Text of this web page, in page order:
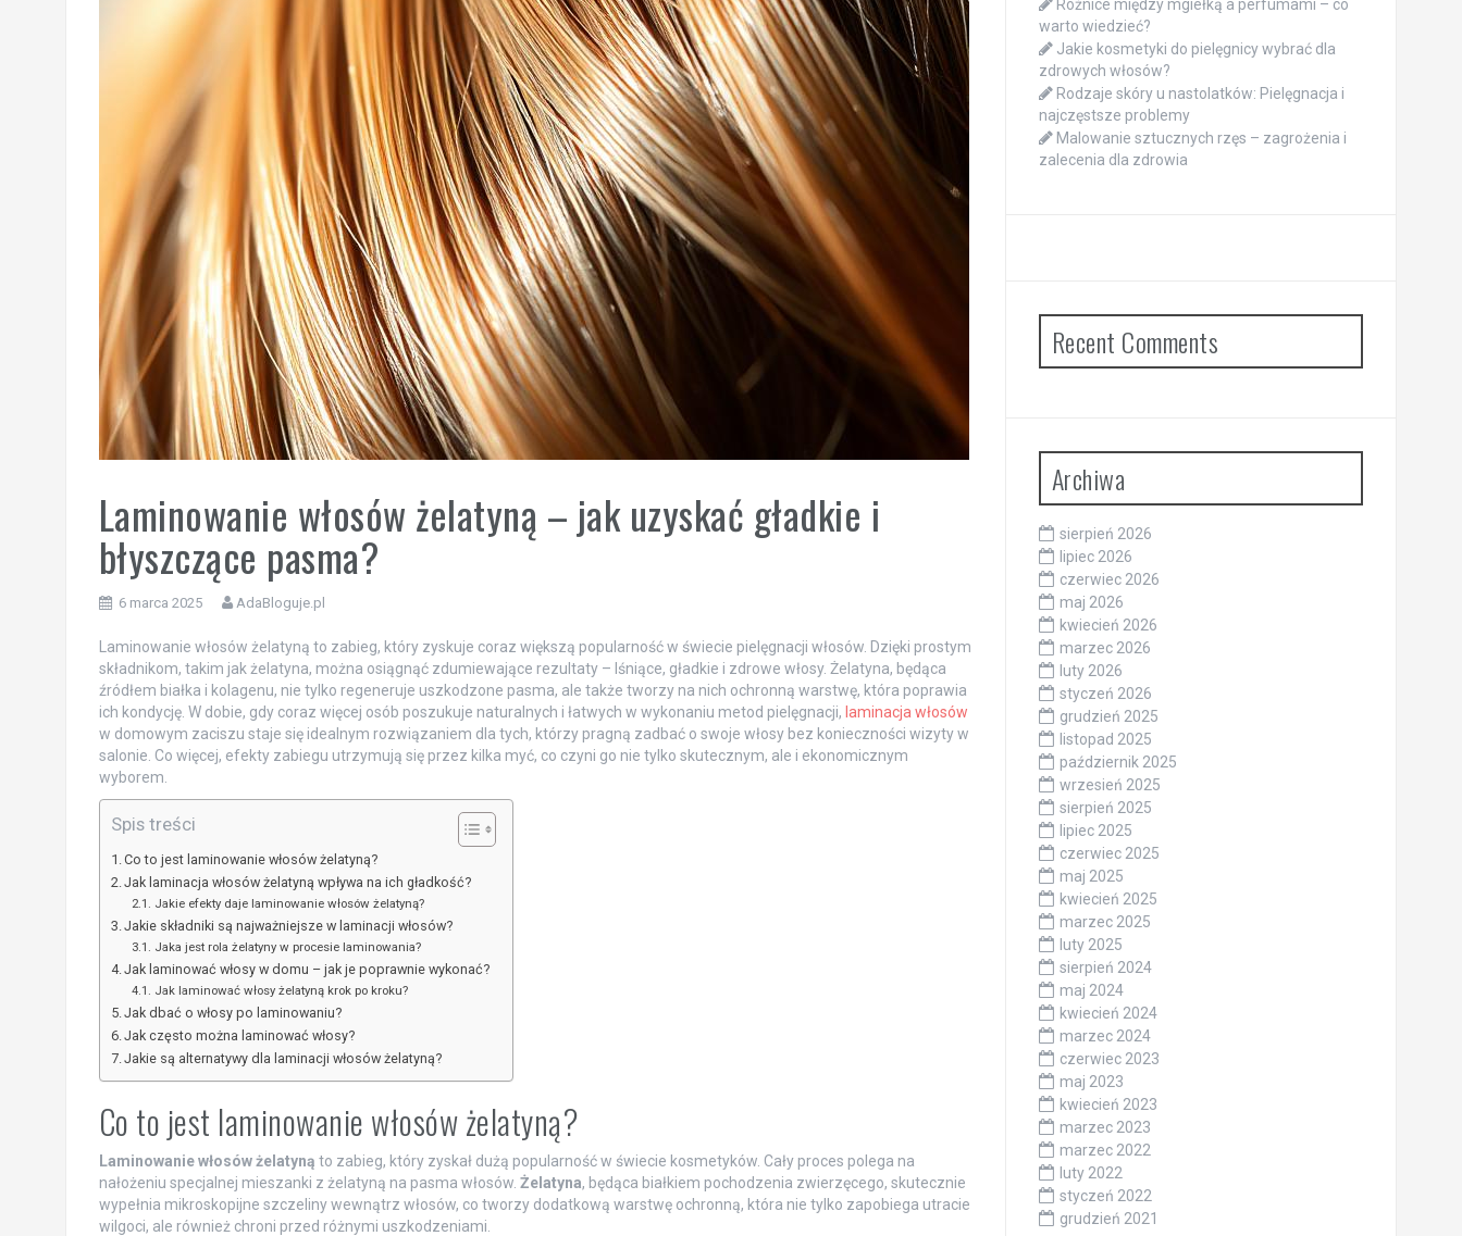
Laminowanie włosów żelatyną – jak uzyskać gładkie i
błyszczące pasma?
6 marca 2025 AdaBloguje.pl
Laminowanie włosów żelatyną to zabieg, który zyskuje coraz większą popularność w świecie pielęgnacji włosów. Dzięki prostym
składnikom, takim jak żelatyna, można osiągnąć zdumiewające rezultaty – lśniące, gładkie i zdrowe włosy. Żelatyna, będąca
źródłem białka i kolagenu, nie tylko regeneruje uszkodzone pasma, ale także tworzy na nich ochronną warstwę, która poprawia
ich kondycję. W dobie, gdy coraz więcej osób poszukuje naturalnych i łatwych w wykonaniu metod pielęgnacji, laminacja włosów
w domowym zaciszu staje się idealnym rozwiązaniem dla tych, którzy pragną zadbać o swoje włosy bez konieczności wizyty w
salonie. Co więcej, efekty zabiegu utrzymują się przez kilka myć, co czyni go nie tylko skutecznym, ale i ekonomicznym
wyborem.
Spis treści
Co to jest laminowanie włosów żelatyną?
Jak laminacja włosów żelatyną wpływa na ich gładkość?
Jakie efekty daje laminowanie włosów żelatyną?
Jakie składniki są najważniejsze w laminacji włosów?
Jaka jest rola żelatyny w procesie laminowania?
Jak laminować włosy w domu – jak je poprawnie wykonać?
Jak laminować włosy żelatyną krok po kroku?
Jak dbać o włosy po laminowaniu?
Jak często można laminować włosy?
Jakie są alternatywy dla laminacji włosów żelatyną?
Co to jest laminowanie włosów żelatyną?
Laminowanie włosów żelatyną to zabieg, który zyskał dużą popularność w świecie kosmetyków. Cały proces polega na
nałożeniu specjalnej mieszanki z żelatyną na pasma włosów. Żelatyna, będąca białkiem pochodzenia zwierzęcego, skutecznie
wypełnia mikroskopijne szczeliny wewnątrz włosów, co tworzy dodatkową warstwę ochronną, która nie tylko zapobiega utracie
wilgoci, ale również chroni przed różnymi uszkodzeniami.
Różnice między mgiełką a perfumami – co
warto wiedzieć?
Jakie kosmetyki do pielęgnicy wybrać dla
zdrowych włosów?
Rodzaje skóry u nastolatków: Pielęgnacja i
najczęstsze problemy
Malowanie sztucznych rzęs – zagrożenia i
zalecenia dla zdrowia
Recent Comments
Archiwa
sierpień 2026
lipiec 2026
czerwiec 2026
maj 2026
kwiecień 2026
marzec 2026
luty 2026
styczeń 2026
grudzień 2025
listopad 2025
październik 2025
wrzesień 2025
sierpień 2025
lipiec 2025
czerwiec 2025
maj 2025
kwiecień 2025
marzec 2025
luty 2025
sierpień 2024
maj 2024
kwiecień 2024
marzec 2024
czerwiec 2023
maj 2023
kwiecień 2023
marzec 2023
marzec 2022
luty 2022
styczeń 2022
grudzień 2021